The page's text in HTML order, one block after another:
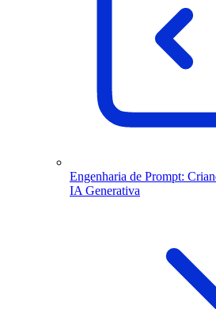
Engenharia de Prompt:
IA Generativa